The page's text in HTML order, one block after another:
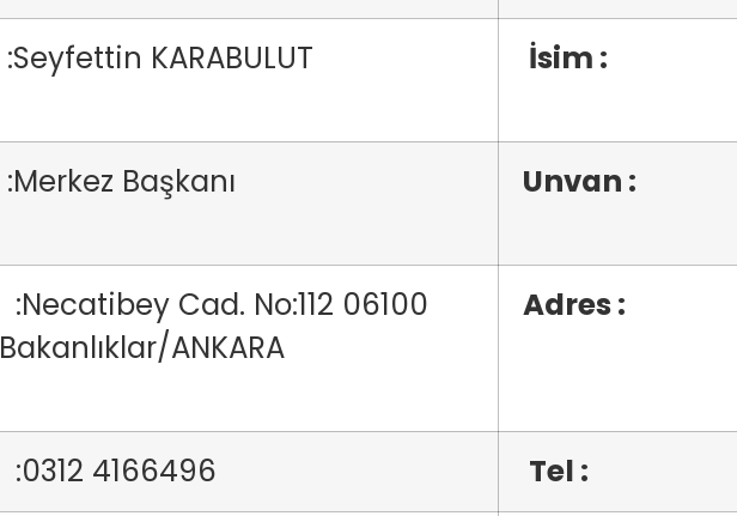
:Seyfettin KARABULUT İsim :
:Merkez Başkanı Unvan :
:Necatibey Cad. No:112 06100
Bakanlıklar/ANKARA
Adres :
:0312 4166496 Tel :